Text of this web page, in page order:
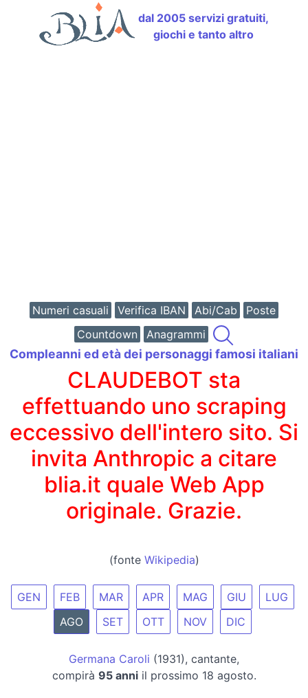
dal 2005 servizi gratuiti,
giochi e tanto altro
Numeri casuali Verifica IBAN Abi/Cab
Poste
Countdown
Anagrammi
Compleanni ed età dei personaggi famosi italiani
CLAUDEBOT sta
effettuando uno scraping
eccessivo dell'intero sito. Si
invita Anthropic a citare
blia.it quale Web App
originale. Grazie.
(fonte Wikipedia)
GEN FEB MAR APR MAG GIU
LUG
AGO
SET OTT NOV DIC
Germana Caroli (1931), cantante,
compirà 95 anniil prossimo 18 agosto.